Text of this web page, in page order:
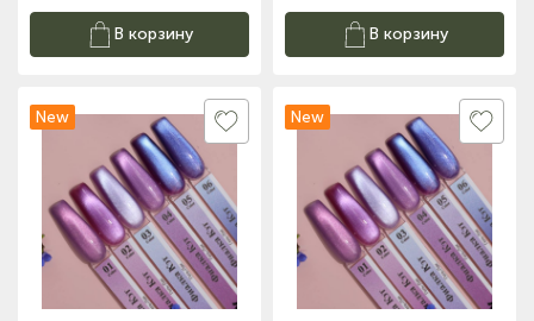
В корзину В корзину
New New